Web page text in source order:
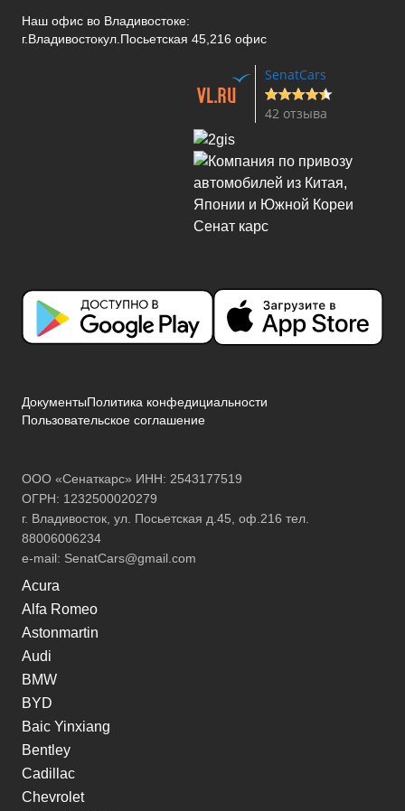
Наш офис во Владивостоке:
г.Владивостокул.Посьетская 45,216 офис
SenatCars
42 отзыва
ДокументыПолитика конфедициальности
Пользовательское соглашение
ООО «Сенаткарс» ИНН: 2543177519
ОГРН: 1232500020279
г. Владивосток, ул. Посьетская д.45, оф.216 тел.
88006006234
e-mail: SenatCars@gmail.com
Acura
Alfa Romeo
Astonmartin
Audi
BMW
BYD
Baic Yinxiang
Bentley
Cadillac
Chevrolet